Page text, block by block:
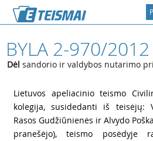
BYLA 2-970/2012
Dėl sandorio ir valdybos nutarimo
Lietuvos apeliacinio teismo
kolegija, susidedanti iš teisėjų:
Rasos Gudžiūnienės ir Alvydo
pranešėjo), teismo posėdyje